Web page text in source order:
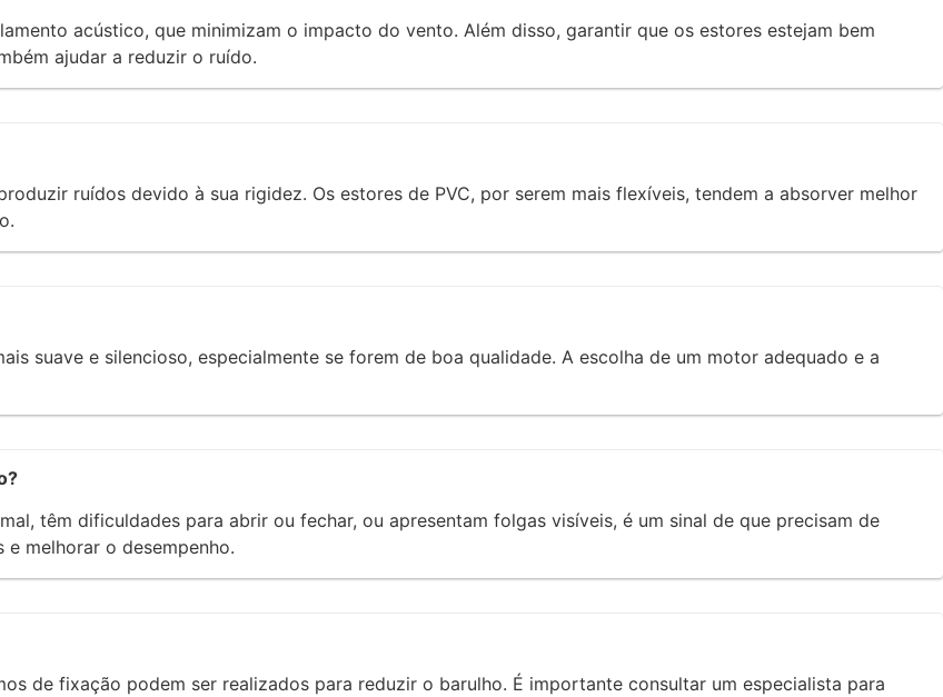
acústico, que minimizam o impacto do vento. Além disso, garantir que os estores estejam bem
ajudar a reduzir o ruído.
ruídos devido à sua rigidez. Os estores de PVC, por serem mais flexíveis, tendem a absorver melhor
suave e silencioso, especialmente se forem de boa qualidade. A escolha de um motor adequado e a
têm dificuldades para abrir ou fechar, ou apresentam folgas visíveis, é um sinal de que precisam de
melhorar o desempenho.
de fixação podem ser realizados para reduzir o barulho. É importante consultar um especialista para